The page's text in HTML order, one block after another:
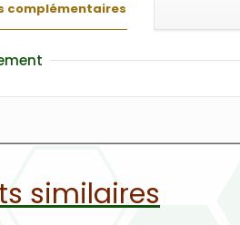
complémentaires
similaires